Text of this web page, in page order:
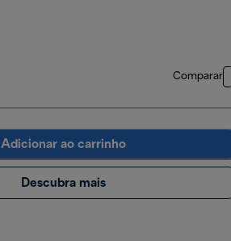
Comparar
Adicionar ao carrinho
Descubra mais